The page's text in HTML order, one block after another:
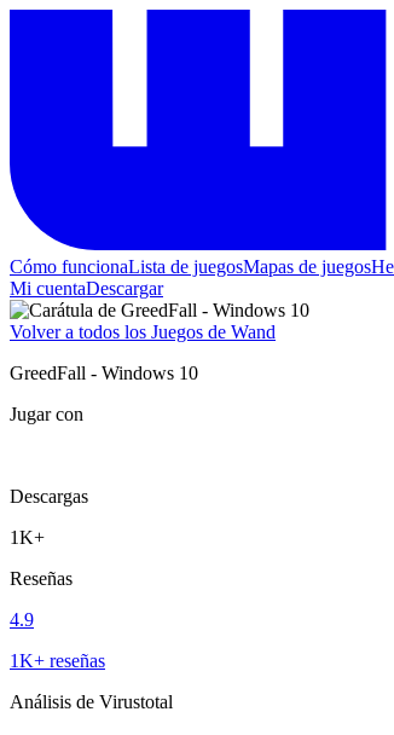
Cómo funcionaLista de juegosMapas de juegos
Mi cuentaDescargar
Volver a todos los Juegos de Wand
GreedFall - Windows 10
Jugar con
Descargas
1K+
Reseñas
4.9
1K+ reseñas
Análisis de Virustotal